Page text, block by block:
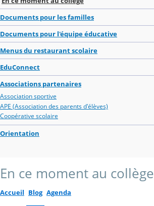
Documents pour les familles
Documents pour l'équipe éducative
Menus du restaurant scolaire
EduConnect
Associations partenaires
Association sportive
APE (Association des parents d'élèves)
Coopérative scolaire
Orientation
En ce moment au collège
Accueil Blog Agenda